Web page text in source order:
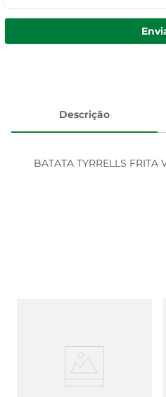
Descrição
BATATA TYRRELLS FRITA